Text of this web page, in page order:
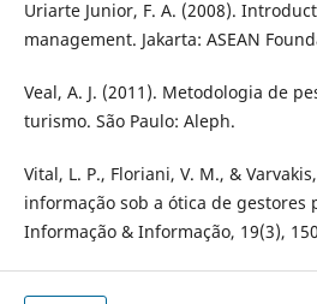
Uriarte Junior, F. A. (2008).
management. Jakarta: ASEAN
Veal, A. J. (2011). Metodologia de
turismo. São Paulo: Aleph.
Vital, L. P., Floriani, V. M., &
informação sob a ótica de gestores
Informação & Informação, 19(3),